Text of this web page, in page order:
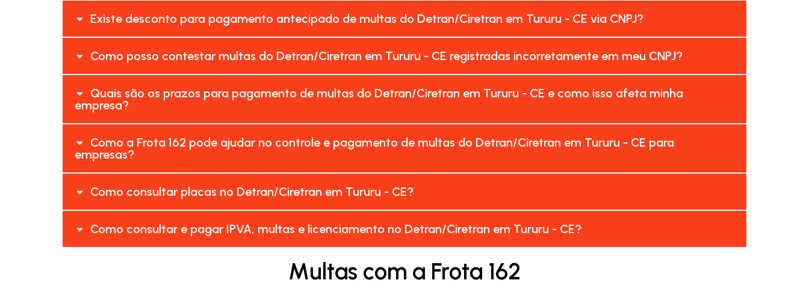
Existe desconto para pagamento antecipado de multas do Detran/Ciretran em Tururu - CE via CNPJ?
Como posso contestar multas do Detran/Ciretran em Tururu - CE registradas incorretamente em meu CNPJ?
Quais são os prazos para pagamento de multas do Detran/Ciretran em Tururu - CE e como isso afeta minha
empresa?
Como a Frota 162 pode ajudar no controle e pagamento de multas do Detran/Ciretran em Tururu - CE para
empresas?
Como consultar placas no Detran/Ciretran em Tururu - CE?
Como consultar e pagar IPVA, multas e licenciamento no Detran/Ciretran em Tururu - CE?
Multas com a Frota 162